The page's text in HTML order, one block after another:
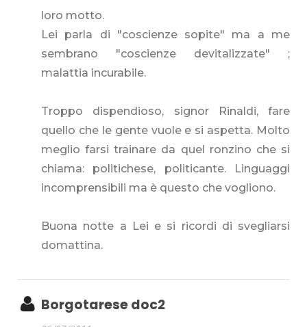
loro motto.
Lei parla di "coscienze sopite" ma a me
sembrano "coscienze devitalizzate" ;
malattia incurabile.
Troppo dispendioso, signor Rinaldi, fare
quello che le gente vuole e si aspetta. Molto
meglio farsi trainare da quel ronzino che si
chiama: politichese, politicante. Linguaggi
incomprensibili ma è questo che vogliono.
Buona notte a Lei e si ricordi di svegliarsi
domattina.
Borgotarese doc2